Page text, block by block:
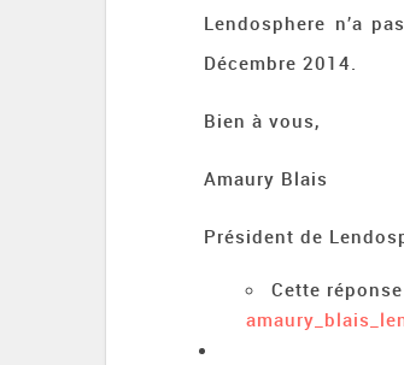
Lendosphere n’a
Décembre 2014.
Bien à vous,
Amaury Blais
Président de
Cette